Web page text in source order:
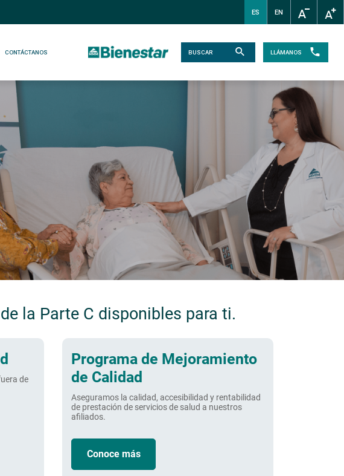
ES EN
CONTÁCTANOS LLÁMANOS
la Parte C disponibles para ti.
de
Programa de Mejoramiento
de Calidad
Aseguramos la calidad, accesibilidad y rentabilidad
de prestación de servicios de salud a nuestros
afiliados.
Conoce más